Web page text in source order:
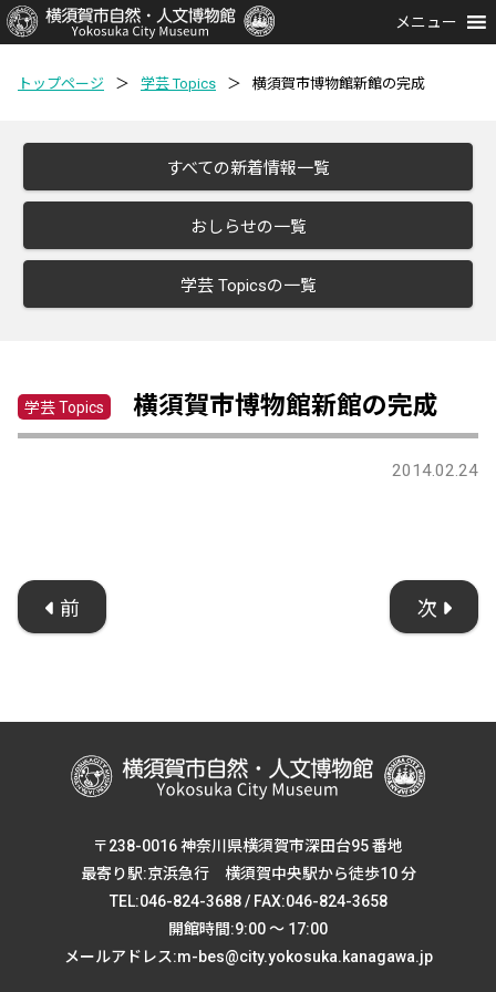
メニュー
トップページ ＞ 学芸 Topics ＞ 横須賀市博物館新館の完成
すべての新着情報一覧
おしらせの一覧
学芸 Topicsの一覧
学芸 Topics 横須賀市博物館新館の完成
2014.02.24
前 次
〒238-0016 神奈川県横須賀市深田台95 番地
最寄り駅:京浜急行 横須賀中央駅から徒歩10 分
TEL:046-824-3688 / FAX:046-824-3658
開館時間:9:00 ～ 17:00
メールアドレス:m-bes@city.yokosuka.kanagawa.jp